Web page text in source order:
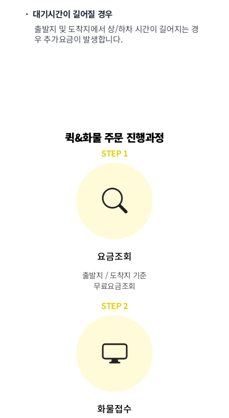
· 대기시간이 길어질 경우
출발지 및 도착지에서 상/하차 시간이 길어지는 경
우 추가요금이 발생합니다.
퀵&화물 주문 진행과정
STEP 1
요금조회
출발지 / 도착지 기준
무료요금조회
STEP 2
화물접수